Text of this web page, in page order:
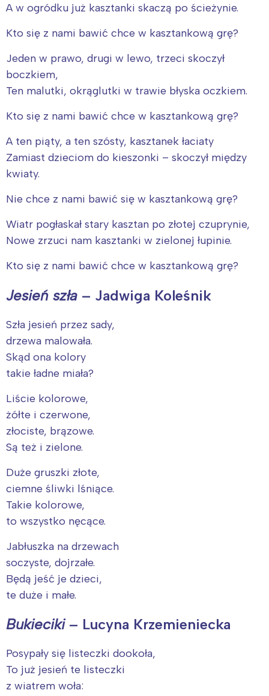
A w ogródku już kasztanki skaczą po ścieżynie.
Kto się z nami bawić chce w kasztankową grę?
Jeden w prawo, drugi w lewo, trzeci skoczył
boczkiem,
Ten malutki, okrąglutki w trawie błyska oczkiem.
Kto się z nami bawić chce w kasztankową grę?
A ten piąty, a ten szósty, kasztanek łaciaty
Zamiast dzieciom do kieszonki – skoczył między
kwiaty.
Nie chce z nami bawić się w kasztankową grę?
Wiatr pogłaskał stary kasztan po złotej czuprynie,
Nowe zrzuci nam kasztanki w zielonej łupinie.
Kto się z nami bawić chce w kasztankową grę?
Jesień szła – Jadwiga Koleśnik
Szła jesień przez sady,
drzewa malowała.
Skąd ona kolory
takie ładne miała?
Liście kolorowe,
żółte i czerwone,
złociste, brązowe.
Są też i zielone.
Duże gruszki złote,
ciemne śliwki lśniące.
Takie kolorowe,
to wszystko nęcące.
Jabłuszka na drzewach
soczyste, dojrzałe.
Będą jeść je dzieci,
te duże i małe.
Bukieciki – Lucyna Krzemieniecka
Posypały się listeczki dookoła,
To już jesień te listeczki
z wiatrem woła: